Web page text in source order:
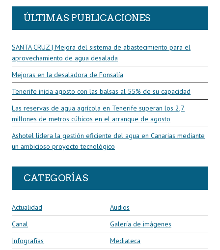
ÚLTIMAS PUBLICACIONES
SANTA CRUZ | Mejora del sistema de abastecimiento para el
aprovechamiento de agua desalada
Mejoras en la desaladora de Fonsalía
Tenerife inicia agosto con las balsas al 55% de su capacidad
Las reservas de agua agrícola en Tenerife superan los 2,7
millones de metros cúbicos en el arranque de agosto
Ashotel lidera la gestión eficiente del agua en Canarias mediante
un ambicioso proyecto tecnológico
CATEGORÍAS
Actualidad
Audios
Canal
Galería de imágenes
Infografías
Mediateca